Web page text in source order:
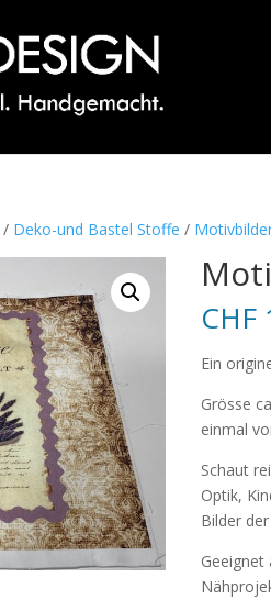
/ Deko-und Bastel Stoffe /
CHF
Ein
Grösse
einmal
Schaut
Optik,
Bilder
Geeignet